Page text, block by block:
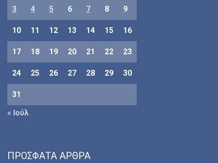
3 4 5 6 7 8 9
10 11 12 13 14 15 16
17 18 19 20 21 22 23
24 25 26 27 28 29 30
31
« Ιούλ
ΠΡΌΣΦΑΤΑ ΆΡΘΡΑ